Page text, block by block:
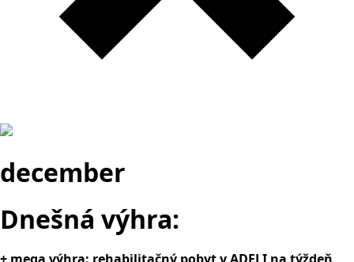
december
Dnešná výhra:
+ mega výhra: rehabilitačný pobyt v ADELI na týždeň